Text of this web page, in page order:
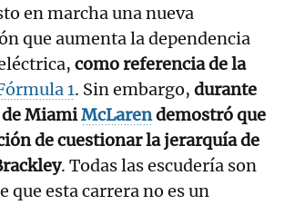
en marcha una nueva
que aumenta la dependencia
como referencia de la
1. Sin embargo, durante
de MiamiMcLarendemostró que
de cuestionar la jerarquía de
. Todas las escudería son
que esta carrera no es un